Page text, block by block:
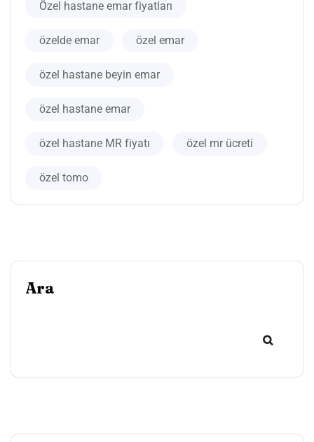
Özel hastane emar fiyatları
özelde emar özel emar
özel hastane beyin emar
özel hastane emar
özel hastane MR fiyatı özel mr ücreti
özel tomo
Ara